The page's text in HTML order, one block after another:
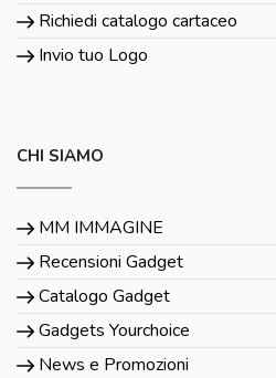
Richiedi catalogo cartaceo
Invio tuo Logo
CHI SIAMO
MM IMMAGINE
Recensioni Gadget
Catalogo Gadget
Gadgets Yourchoice
News e Promozioni